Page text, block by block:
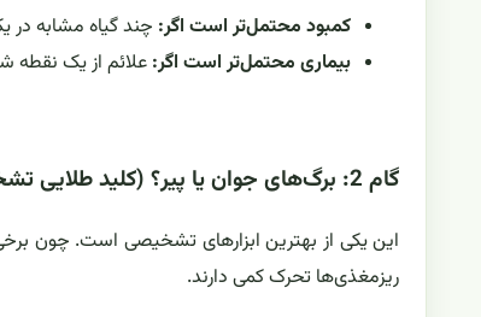
کمبود محتمل‌تر است اگر: چند گیاه مشابه در
بیماری محتمل‌تر است اگر: علائم از یک
گام 2: برگ‌های جوان یا پیر؟ (کلید طلایی تشخیص)
این یکی از بهترین ابزارهای تشخیصی است. چون
ریزمغذی‌ها تحرک کمی دارند.